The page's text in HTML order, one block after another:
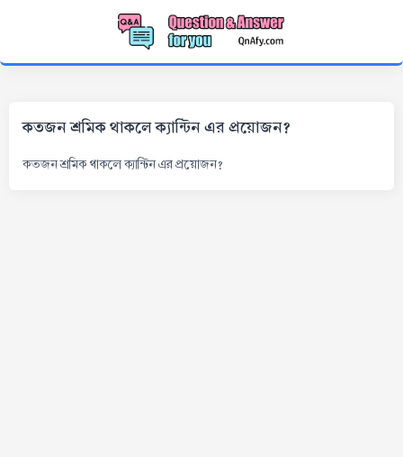
কতজন শ্রমিক থাকলে ক্যান্টিন এর প্রয়োজন?
কতজন শ্রমিক থাকলে ক্যান্টিন এর প্রয়োজন?